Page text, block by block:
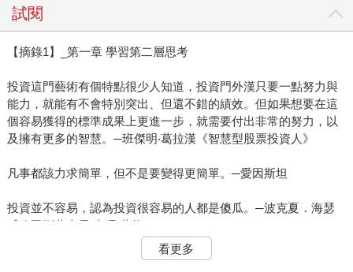
試閱
【摘錄1】_第一章 學習第二層思考
投資這門藝術有個特點很少人知道，投資門外漢只要一點努力與
能力，就能有不會特別突出、但還不錯的績效。但如果想要在這
個容易獲得的標準成果上更進一步，就需要付出非常的努力，以
及擁有更多的智慧。─班傑明‧葛拉漢《智慧型股票投資人》
凡事都該力求簡單，但不是要變得更簡單。─愛因斯坦
投資並不容易，認為投資很容易的人都是傻瓜。─波克夏．海瑟
威公司副董事長 查理‧蒙格
很少有人擁有優異投資人的條件，有些人可以教導，但不是每個
看更多